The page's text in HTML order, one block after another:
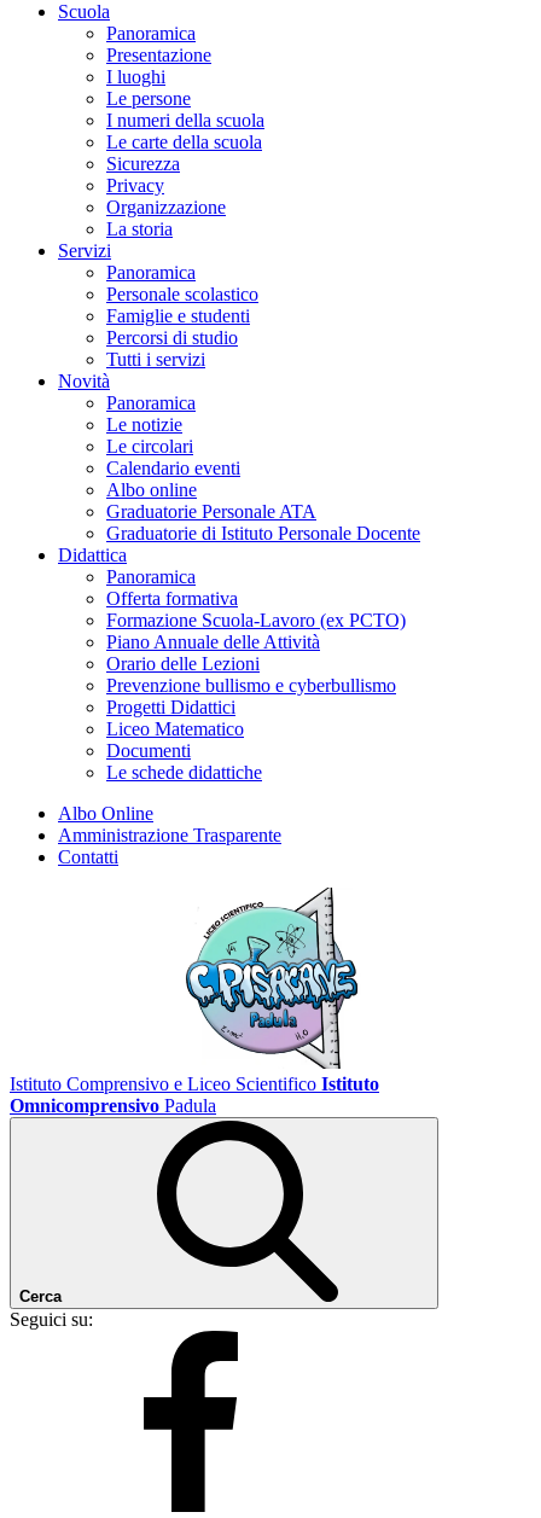
Scuola
Panoramica
Presentazione
I luoghi
Le persone
I numeri della scuola
Le carte della scuola
Sicurezza
Privacy
Organizzazione
La storia
Servizi
Panoramica
Personale scolastico
Famiglie e studenti
Percorsi di studio
Tutti i servizi
Novità
Panoramica
Le notizie
Le circolari
Calendario eventi
Albo online
Graduatorie Personale ATA
Graduatorie di Istituto Personale Docente
Didattica
Panoramica
Offerta formativa
Formazione Scuola-Lavoro (ex PCTO)
Piano Annuale delle Attività
Orario delle Lezioni
Prevenzione bullismo e cyberbullismo
Progetti Didattici
Liceo Matematico
Documenti
Le schede didattiche
Albo Online
Amministrazione Trasparente
Contatti
Istituto Comprensivo e Liceo Scientifico Istituto
Omnicomprensivo Padula
Cerca
Seguici su: